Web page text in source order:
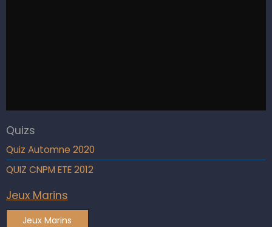
Quizs
Quiz Automne 2020
QUIZ CNPM ETE 2012
Jeux Marins
Jeux Marins